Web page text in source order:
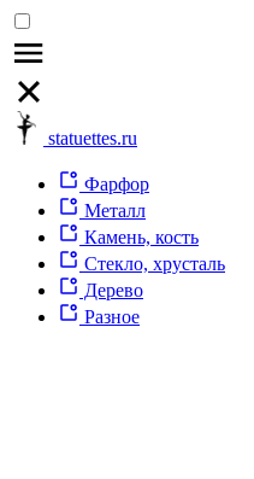
statuettes.ru
Фарфор
Металл
Камень, кость
Стекло, хрусталь
Дерево
Разное